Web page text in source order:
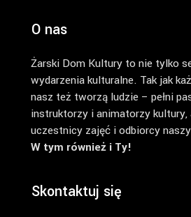
O nas
Żarski Dom Kultury to nie tylko
wydarzenia kulturalne. Tak jak
nasz też tworzą ludzie – pełni
instruktorzy i animatorzy kultury,
uczestnicy zajęć i odbiorcy
W tym również i Ty!
Skontaktuj się